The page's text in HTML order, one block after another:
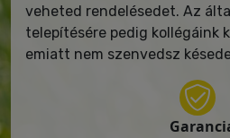
veheted rendelésedet. Az
telepítésére pedig kollégáink
emiatt nem szenvedsz